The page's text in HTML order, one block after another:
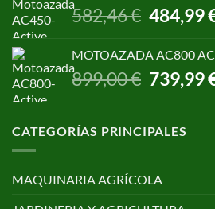
650,00 €.
582,46€
El
precio
era:
582,46 €.
484,99
MOTOAZADA AC800
899,00€ El
precio
era:
739,99
CATEGORÍAS PRINCIPALES
MAQUINARIA AGRÍCOLA